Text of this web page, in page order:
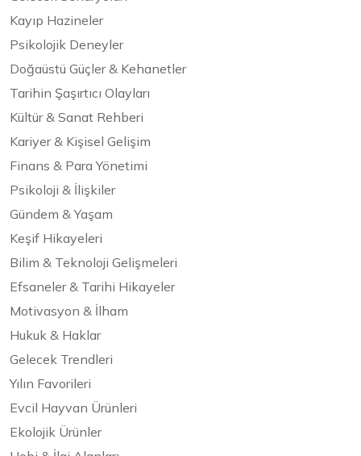
Kayıp Hazineler
Psikolojik Deneyler
Doğaüstü Güçler & Kehanetler
Tarihin Şaşırtıcı Olayları
Kültür & Sanat Rehberi
Kariyer & Kişisel Gelişim
Finans & Para Yönetimi
Psikoloji & İlişkiler
Gündem & Yaşam
Keşif Hikayeleri
Bilim & Teknoloji Gelişmeleri
Efsaneler & Tarihi Hikayeler
Motivasyon & İlham
Hukuk & Haklar
Gelecek Trendleri
Yılın Favorileri
Evcil Hayvan Ürünleri
Ekolojik Ürünler